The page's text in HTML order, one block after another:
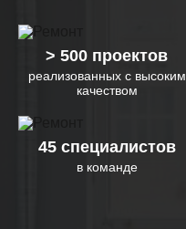
> 500 проектов
реализованных с высоким
качеством
45 специалистов
в команде